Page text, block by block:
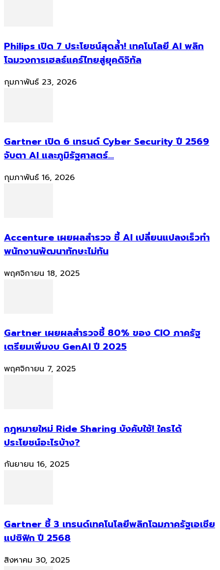
Philips เปิด 7 ประโยชน์สุดล้ำ! เทคโนโลยี AI พลิก
โฉมวงการเฮลธ์แคร์ไทยสู่ยุคดิจิทัล
กุมภาพันธ์ 23, 2026
Gartner เปิด 6 เทรนด์ Cyber Security ปี 2569
จับตา AI และภูมิรัฐศาสตร์...
กุมภาพันธ์ 16, 2026
Accenture เผยผลสำรวจ ชี้ AI เปลี่ยนแปลงเร็วทำ
พนักงานพัฒนาทักษะไม่ทัน
พฤศจิกายน 18, 2025
Gartner เผยผลสำรวจชี้ 80% ของ CIO ภาครัฐ
เตรียมเพิ่มงบ GenAI ปี 2025
พฤศจิกายน 7, 2025
กฎหมายใหม่ Ride Sharing บังคับใช้! ใครได้
ประโยชน์อะไรบ้าง?
กันยายน 16, 2025
Gartner ชี้ 3 เทรนด์เทคโนโลยีพลิกโฉมภาครัฐเอเชีย
แปซิฟิก ปี 2568
สิงหาคม 30, 2025